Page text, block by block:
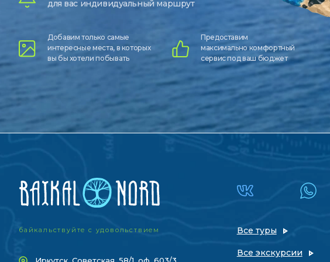
для вас индивидуальный маршрут
Добавим только самые
интересные места, в которых
вы бы хотели побывать
Предоставим
максимально комфортный
сервис под ваш бюджет
байкальствуйте с удовольствием Все туры
Все экскурсии